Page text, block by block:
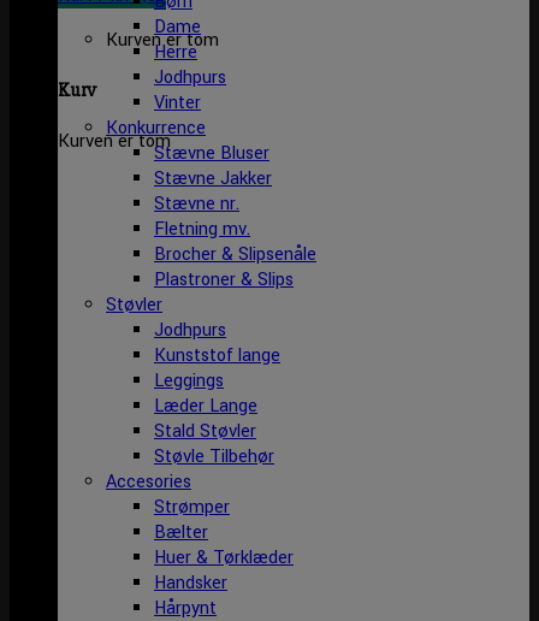
Kurven er tom
Kurv
Kurven er tom
Dame
Herre
Jodhpurs
Vinter
Konkurrence
Stævne Bluser
Stævne Jakker
Stævne nr.
Fletning mv.
Brocher & Slipsenåle
Plastroner & Slips
Støvler
Jodhpurs
Kunststof lange
Leggings
Læder Lange
Stald Støvler
Støvle Tilbehør
Accesories
Strømper
Bælter
Huer & Tørklæder
Handsker
Hårpynt